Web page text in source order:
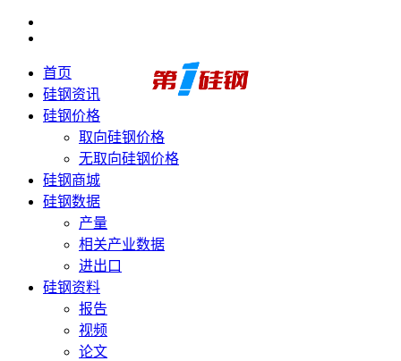
首页
硅钢资讯
硅钢价格
取向硅钢价格
无取向硅钢价格
硅钢商城
硅钢数据
产量
相关产业数据
进出口
硅钢资料
报告
视频
论文